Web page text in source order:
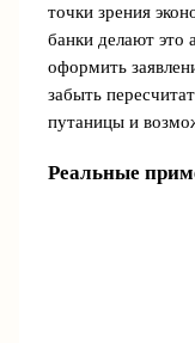
точки зрения
банки делают это
оформить
забыть
путаницы и
Реальные